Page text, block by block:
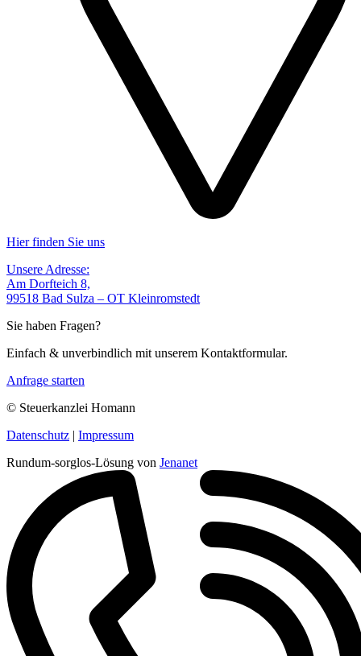
Hier finden Sie uns
Unsere Adresse:
Am Dorfteich 8,
99518 Bad Sulza – OT Kleinromstedt
Sie haben Fragen?
Einfach & unverbindlich mit unserem Kontaktformular.
Anfrage starten
© Steuerkanzlei Homann
Datenschutz | Impressum
Rundum-sorglos-Lösung von Jenanet